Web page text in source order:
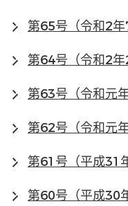
第65号（令和2年
第64号（令和2年
第63号（令和元
第62号（令和元
第61号（平成31
第60号（平成30